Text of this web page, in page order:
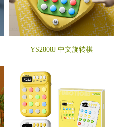
YS2808J 中文旋转棋